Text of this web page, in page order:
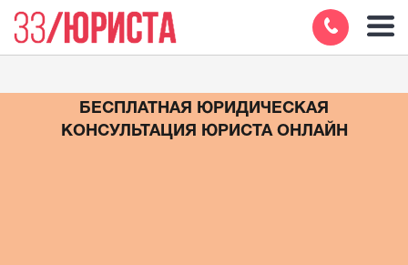
БЕСПЛАТНАЯ ЮРИДИЧЕСКАЯ
КОНСУЛЬТАЦИЯ ЮРИСТА ОНЛАЙН